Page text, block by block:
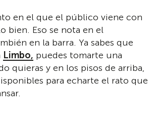
en el que el público viene con
bien. Eso se nota en el
en la barra. Ya sabes que
Limbo, puedes tomarte una
quieras y en los pisos de arriba,
para echarte el rato que